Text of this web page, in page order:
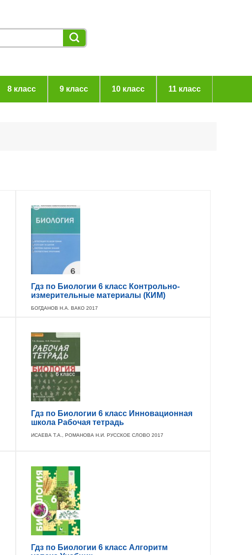
8 класс 9 класс 10 класс 11 класс
Гдз по Биологии 6 класс Контрольно-
измерительные материалы (КИМ)
БОГДАНОВ Н.А. ВАКО 2017
Гдз по Биологии 6 класс Инновационная
школа Рабочая тетрадь
ИСАЕВА Т.А., РОМАНОВА Н.И. РУССКОЕ СЛОВО 2017
Гдз по Биологии 6 класс Алгоритм